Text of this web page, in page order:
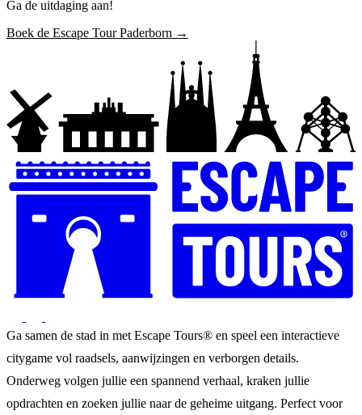
Ga de uitdaging aan!
Boek de Escape Tour Paderborn →
Ga samen de stad in met Escape Tours® en speel een interactieve
citygame vol raadsels, aanwijzingen en verborgen details.
Onderweg volgen jullie een spannend verhaal, kraken jullie
opdrachten en zoeken jullie naar de geheime uitgang. Perfect voor